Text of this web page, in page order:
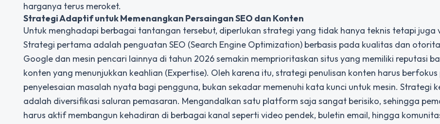
harganya terus meroket.
Strategi Adaptif untuk Memenangkan Persaingan SEO dan Konten
Untuk menghadapi berbagai tantangan tersebut, diperlukan strategi yang tidak hanya teknis tetapi juga
Strategi pertama adalah penguatan SEO (Search Engine Optimization) berbasis pada kualitas dan
Google dan mesin pencari lainnya di tahun 2026 semakin memprioritaskan situs yang memiliki reputasi
konten yang menunjukkan keahlian (Expertise). Oleh karena itu, strategi penulisan konten harus
penyelesaian masalah nyata bagi pengguna, bukan sekadar memenuhi kata kunci untuk mesin. Strategi
adalah diversifikasi saluran pemasaran. Mengandalkan satu platform saja sangat berisiko, sehingga
harus aktif membangun kehadiran di berbagai kanal seperti video pendek, buletin email, hingga